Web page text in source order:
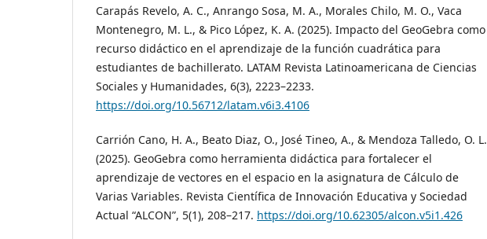
Carapás Revelo, A. C., Anrango Sosa, M. A., Morales Chilo, M. O., Vaca
Montenegro, M. L., & Pico López, K. A. (2025). Impacto del GeoGebra como
recurso didáctico en el aprendizaje de la función cuadrática para
estudiantes de bachillerato. LATAM Revista Latinoamericana de Ciencias
Sociales y Humanidades, 6(3), 2223–2233.
https://doi.org/10.56712/latam.v6i3.4106
Carrión Cano, H. A., Beato Diaz, O., José Tineo, A., & Mendoza Talledo, O. L.
(2025). GeoGebra como herramienta didáctica para fortalecer el
aprendizaje de vectores en el espacio en la asignatura de Cálculo de
Varias Variables. Revista Científica de Innovación Educativa y Sociedad
Actual “ALCON”, 5(1), 208–217. https://doi.org/10.62305/alcon.v5i1.426